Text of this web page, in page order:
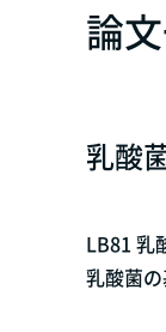
論
乳酸
LB81 乳
乳酸菌